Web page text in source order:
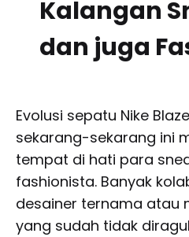
Kalangan
dan juga
Evolusi sepatu Nike
sekarang-sekarang ini
tempat di hati para
fashionista. Banyak
desainer ternama atau
yang sudah tidak